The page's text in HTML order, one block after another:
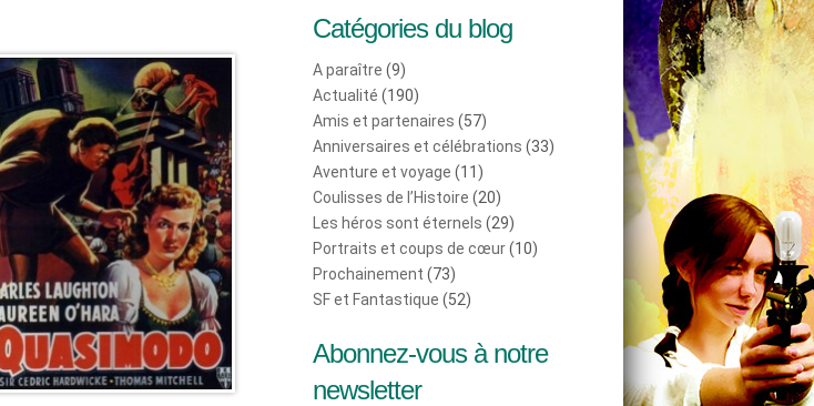
Catégories du blog
A paraître (9)
Actualité (190)
Amis et partenaires (57)
Anniversaires et célébrations (33)
Aventure et voyage (11)
Coulisses de l’Histoire (20)
Les héros sont éternels (29)
Portraits et coups de cœur(10)
Prochainement (73)
SF et Fantastique (52)
Abonnez-vous à notre
newsletter